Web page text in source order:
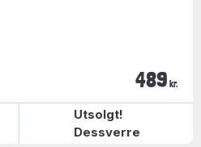
489 kr.
Utsolgt!
Dessverre